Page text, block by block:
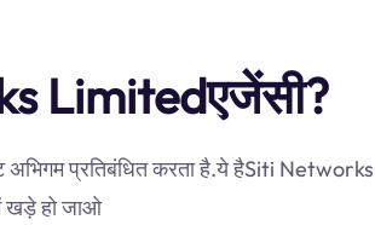
Limitedएजेंसी?
अभिगम प्रतिबंधित करता है.ये हैSiti Networks
खड़े हो जाओ